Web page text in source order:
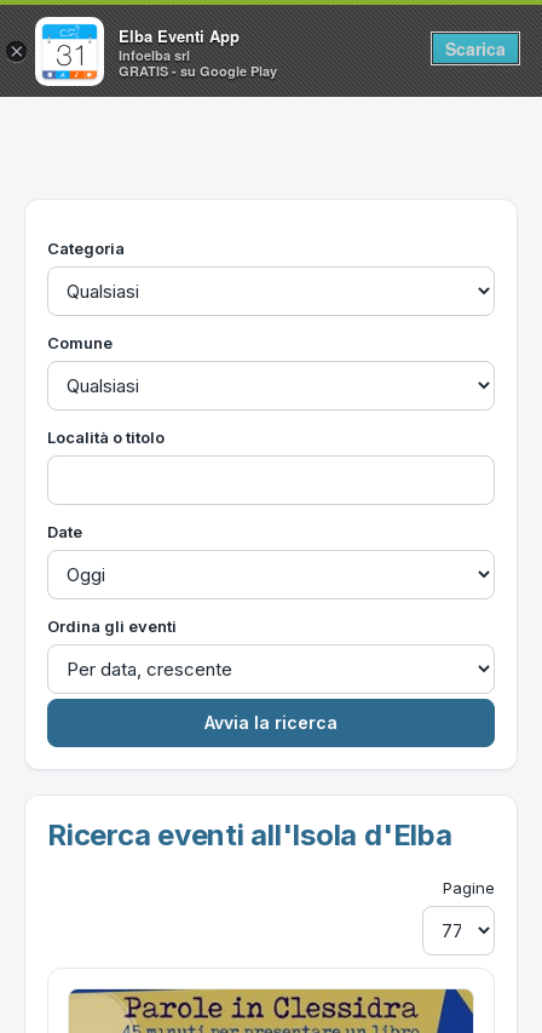
Home
Utilità
Categoria
Comune
Località o titolo
Date
Ordina gli eventi
Ricerca eventi all'Isola d'Elba
Pagine
×
Elba Eventi App
Infoelba srl
GRATIS - su Google Play
Scarica